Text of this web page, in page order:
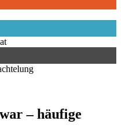
– häufige